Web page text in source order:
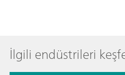
İlgili endüstrileri